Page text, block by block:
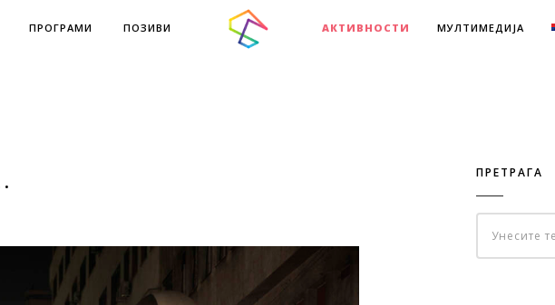
ПРОГРАМИ ПОЗИВИ АКТИВНОСТИ МУЛТИМЕДИЈА
ПРЕТРАГА